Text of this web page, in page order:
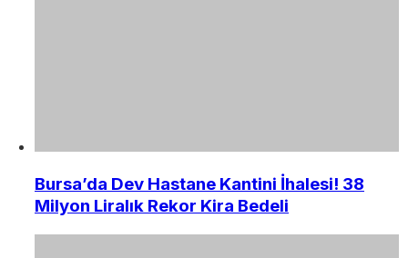
Bursa’da Dev Hastane Kantini İhalesi! 38
Milyon Liralık Rekor Kira Bedeli